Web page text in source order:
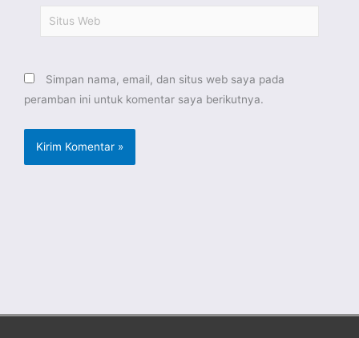
Situs
Simpan nama, email, dan situs web saya pada
peramban ini untuk komentar saya berikutnya.